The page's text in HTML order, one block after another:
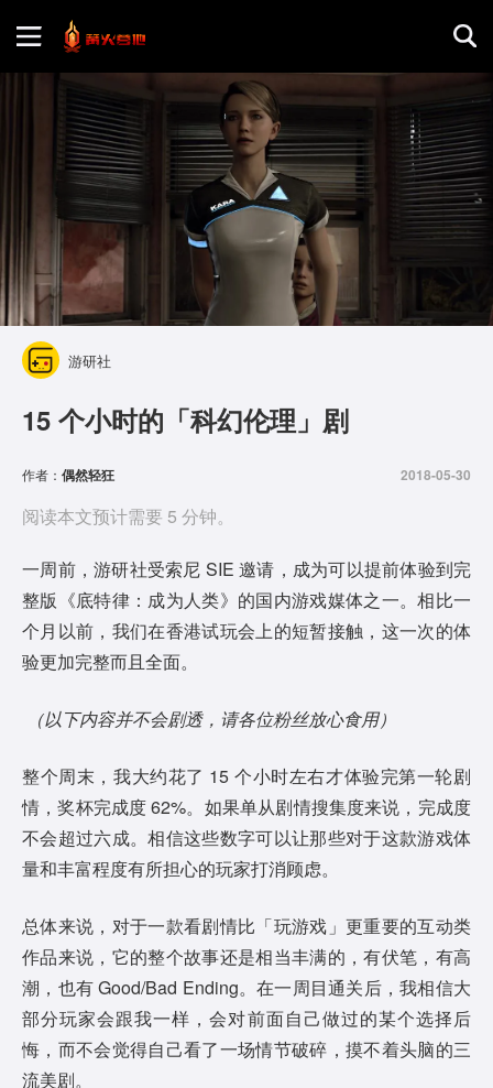
游戏评测
地图攻略
游研社
15 个小时的「科幻伦理」剧
作者： 偶然轻狂 2018-05-30
阅读本文预计需要 5 分钟。
一周前，游研社受索尼 SIE 邀请，成为可以提前体验到完
整版《底特律：成为人类》的国内游戏媒体之一。相比一
个月以前，我们在香港试玩会上的短暂接触，这一次的体
验更加完整而且全面。
（以下内容并不会剧透，请各位粉丝放心食用）
整个周末，我大约花了 15 个小时左右才体验完第一轮剧
情，奖杯完成度 62%。如果单从剧情搜集度来说，完成度
不会超过六成。相信这些数字可以让那些对于这款游戏体
量和丰富程度有所担心的玩家打消顾虑。
总体来说，对于一款看剧情比「玩游戏」更重要的互动类
作品来说，它的整个故事还是相当丰满的，有伏笔，有高
潮，也有 Good/Bad Ending。在一周目通关后，我相信大
部分玩家会跟我一样，会对前面自己做过的某个选择后
悔，而不会觉得自己看了一场情节破碎，摸不着头脑的三
流美剧。